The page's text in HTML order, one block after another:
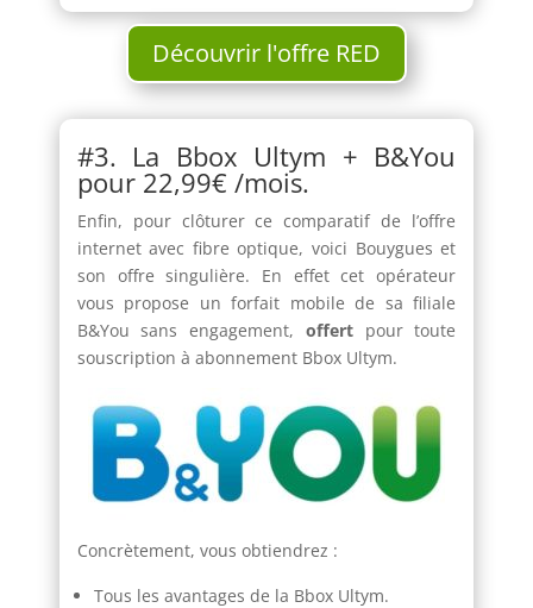
Découvrir l'offre RED
#3. La Bbox Ultym + B&You
pour 22,99€ /mois.
Enfin, pour clôturer ce comparatif de l’offre
internet avec fibre optique, voici Bouygues et
son offre singulière. En effet cet opérateur
vous propose un forfait mobile de sa filiale
B&You sans engagement, offertpour toute
souscription à abonnement Bbox Ultym.
Concrètement, vous obtiendrez :
Tous les avantages de la Bbox Ultym.